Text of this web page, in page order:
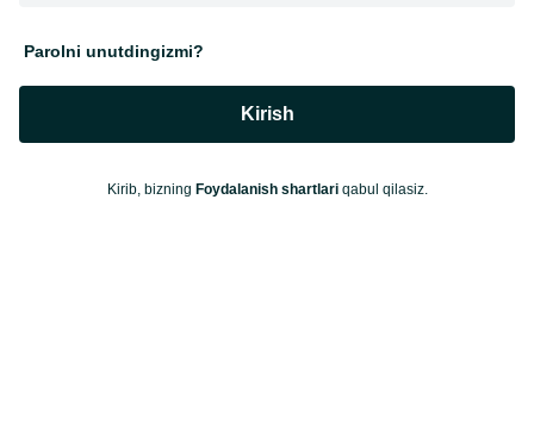
Parolni unutdingizmi?
Kirish
Kirib, bizning Foydalanish shartlariqabul qilasiz.